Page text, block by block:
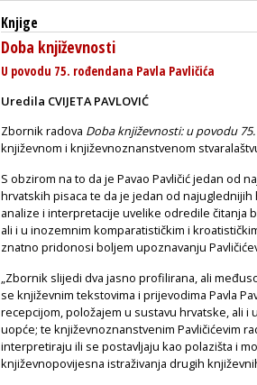
Knjige
Doba književnosti
U povodu 75. rođendana Pavla Pavličića
Uredila CVIJETA PAVLOVIĆ
Zbornik radova Doba književnosti: u povodu
književnom i književnoznanstvenom
S obzirom na to da je Pavao Pavličić jedan od
hrvatskih pisaca te da je jedan od
analize i interpretacije uvelike odredile čitanja
ali i u inozemnim komparatističkim i
znatno pridonosi boljem upoznavanju
„Zbornik slijedi dva jasno profilirana, ali
se književnim tekstovima i prijevodima Pavla
recepcijom, položajem u sustavu hrvatske, ali i
uopće; te književnoznanstvenim Pavličićevim
interpretiraju ili se postavljaju kao polazišta i
književnopovijesna istraživanja drugih